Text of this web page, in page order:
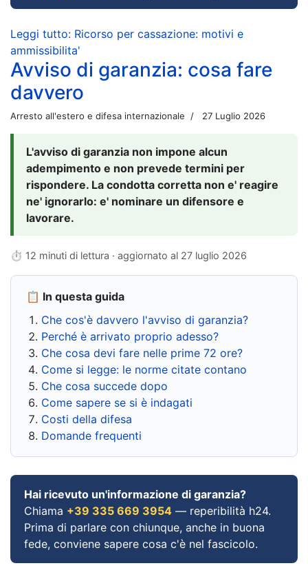
Leggi tutto: Ricorso per cassazione: motivi e
ammissibilita'
Avviso di garanzia: cosa fare
davvero
Arresto all'estero e difesa internazionale 27 Luglio 2026
L'avviso di garanzia non impone alcun
adempimento e non prevede termini per
rispondere. La condotta corretta non e' reagire
ne' ignorarlo: e' nominare un difensore e
lavorare.
⏱ 12 minuti di lettura · aggiornato al 27 luglio 2026
📋 In questa guida
Che cos'è davvero l'avviso di garanzia?
Perché è arrivato proprio adesso?
Che cosa devi fare nelle prime 72 ore?
Come si legge: le norme citate contano
Che cosa succede dopo
Come sapere se si è indagati
Costi della difesa
Domande frequenti
Hai ricevuto un'informazione di garanzia?
Chiama +39 335 669 3954 — reperibilità h24.
Prima di parlare con chiunque, anche in buona
fede, conviene sapere cosa c'è nel fascicolo.